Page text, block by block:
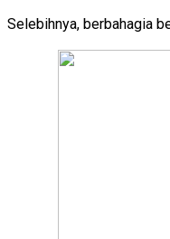
Selebihnya, berbahagia